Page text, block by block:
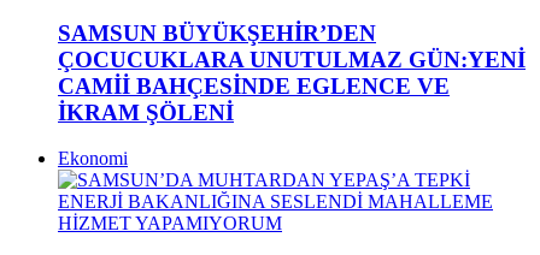
SAMSUN BÜYÜKŞEHİR’DEN
ÇOCUCUKLARA UNUTULMAZ GÜN:YENİ
CAMİİ BAHÇESİNDE EGLENCE VE
İKRAM ŞÖLENİ
Ekonomi